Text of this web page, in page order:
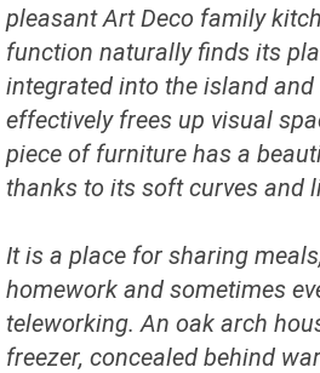
pleasant Art Deco family
function naturally finds its
integrated into the island
effectively frees up visual
piece of furniture has a
thanks to its soft curves and
It is a place for sharing
homework and sometimes
teleworking. An oak arch
freezer, concealed behind